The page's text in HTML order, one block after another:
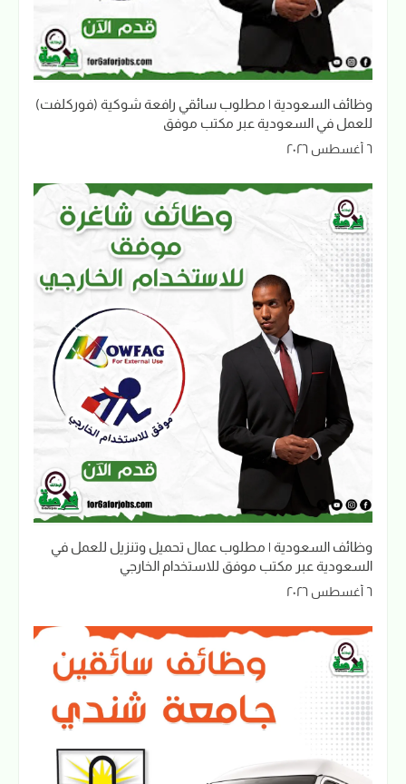
وظائف السعودية | مطلوب سائقي رافعة شوكية (فوركلفت)
للعمل في السعودية عبر مكتب موفق
٦ أغسطس ٢٠٢٦
وظائف السعودية | مطلوب عمال تحميل وتنزيل للعمل في
السعودية عبر مكتب موفق للاستخدام الخارجي
٦ أغسطس ٢٠٢٦